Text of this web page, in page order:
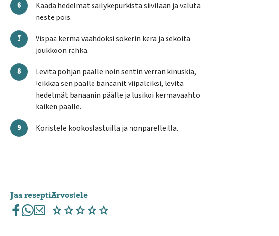
Kaada hedelmät säilykepurkista siivilään ja valuta
neste pois.
Vispaa kerma vaahdoksi sokerin kera ja sekoita
joukkoon rahka.
Levitä pohjan päälle noin sentin verran kinuskia,
leikkaa sen päälle banaanit viipaleiksi, levitä
hedelmät banaanin päälle ja lusikoi kermavaahto
kaiken päälle.
Koristele kookoslastuilla ja nonparelleilla.
Jaa reseptiArvostele